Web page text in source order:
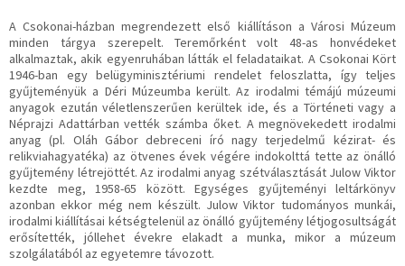
A Csokonai-házban megrendezett első kiállításon a Városi Múzeum
minden tárgya szerepelt. Teremőrként volt 48-as honvédeket
alkalmaztak, akik egyenruhában látták el feladataikat. A Csokonai Kört
1946-ban egy belügyminisztériumi rendelet feloszlatta, így teljes
gyűjteményük a Déri Múzeumba került. Az irodalmi témájú múzeumi
anyagok ezután véletlenszerűen kerültek ide, és a Történeti vagy a
Néprajzi Adattárban vették számba őket. A megnövekedett irodalmi
anyag (pl. Oláh Gábor debreceni író nagy terjedelmű kézirat- és
relikviahagyatéka) az ötvenes évek végére indokolttá tette az önálló
gyűjtemény létrejöttét. Az irodalmi anyag szétválasztását Julow Viktor
kezdte meg, 1958-65 között. Egységes gyűjteményi leltárkönyv
azonban ekkor még nem készült. Julow Viktor tudományos munkái,
irodalmi kiállításai kétségtelenül az önálló gyűjtemény létjogosultságát
erősítették, jóllehet évekre elakadt a munka, mikor a múzeum
szolgálatából az egyetemre távozott.